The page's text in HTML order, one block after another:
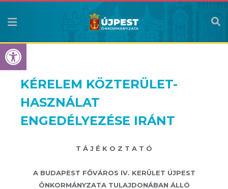
Eszköztár megnyitása
KÉRELEM KÖZTERÜLET-
HASZNÁLAT
ENGEDÉLYEZÉSE IRÁNT
T Á J É K O Z T A T Ó
A BUDAPEST FŐVÁROS IV. KERÜLET ÚJPEST
ÖNKORMÁNYZATA TULAJDONÁBAN ÁLLÓ